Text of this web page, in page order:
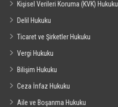
Kişisel Verileri Koruma (KVK) Hukuku
Delil Hukuku
Ticaret ve Şirketler Hukuku
Vergi Hukuku
Bilişim Hukuku
Ceza İnfaz Hukuku
Aile ve Boşanma Hukuku